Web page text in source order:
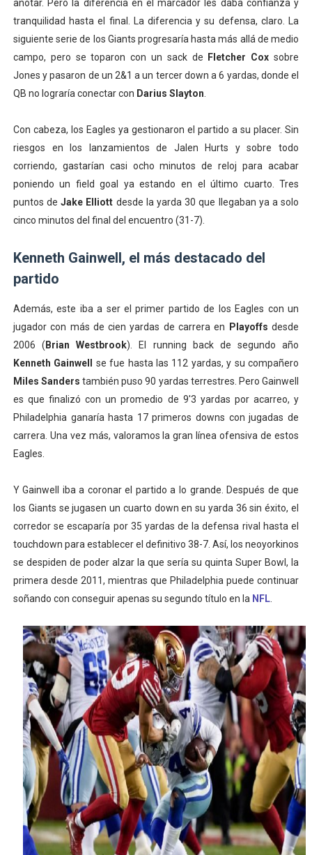
anotar. Pero la diferencia en el marcador les daba confianza y
tranquilidad hasta el final. La diferencia y su defensa, claro. La
siguiente serie de los Giants progresaría hasta más allá de medio
campo, pero se toparon con un sack de
Fletcher Cox sobre
Jones y pasaron de un 2&1 a un tercer down a 6 yardas, donde el
QB no lograría conectar con Darius Slayton
Con cabeza, los Eagles ya gestionaron el partido a su placer. Sin
riesgos en los lanzamientos de Jalen Hurts y sobre todo
corriendo, gastarían casi ocho minutos de reloj para acabar
poniendo un field goal ya estando en el último cuarto. Tres
puntos deJake Elliott desde la yarda 30 que llegaban ya a solo
cinco minutos del final del encuentro (31-7).
Kenneth Gainwell, el más destacado del
partido
Además, este iba a ser el primer partido de los Eagles con un
jugador con más de cien yardas de carrera en
Playoffs desde
2006 ( Brian Westbrook). El running back de segundo año
Kenneth Gainwell
se fue hasta las 112 yardas, y su compañero
Miles Sanders también puso 90 yardas terrestres. Pero Gainwell
es que finalizó con un promedio de 9'3 yardas por acarreo, y
Philadelphia ganaría hasta 17 primeros downs con jugadas de
carrera. Una vez más, valoramos la gran línea ofensiva de estos
Eagles.
Y Gainwell iba a coronar el partido a lo grande. Después de que
los Giants se jugasen un cuarto down en su yarda 36 sin éxito, el
corredor se escaparía por 35 yardas de la defensa rival hasta el
touchdown para establecer el definitivo 38-7. Así, los neoyorkinos
se despiden de poder alzar la que sería su quinta Super Bowl, la
primera desde 2011, mientras que Philadelphia puede continuar
soñando con conseguir apenas su segundo título en la NFL.